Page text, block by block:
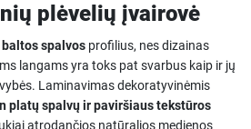
plėvelių įvairovė
spalvosprofilius, nes dizainas
langams yra toks pat svarbus kaip ir jų
Laminavimas dekoratyvinėmis
platų spalvų ir paviršiaus tekstūros
atrodančios natūralios medienos